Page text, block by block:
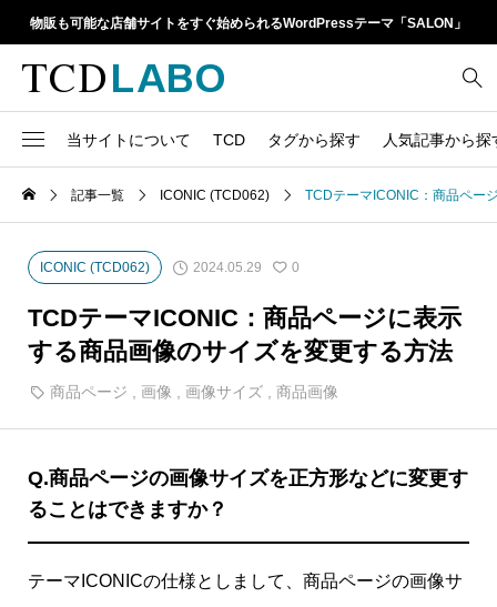
物販も可能な店舗サイトをすぐ始められるWordPressテーマ「SALON」
当サイトについて TCD タグから探す 人気記事から探
1カラム
Google Map
h1 14
iframe 17
meta description 21
meta title 39
retinaディスプレイ
SNSアイコン
ラグイン
Welcart
TCD LABOとは
TCDテーマ一覧
ファイルの編集方法
WordPressテーマ比較
人気ランキング
アップデート情報
よくあるご質問
記事一覧 ICONIC (TCD062) TCDテーマICONIC：商品ペー
ICONIC (TCD062) 2024.05.29 0
TCDテーマICONIC：商品ページに表示
する商品画像のサイズを変更する方法
商品ページ , 画像 , 画像サイズ , 商品画像
Q.商品ページの画像サイズを正方形などに変更す
ることはできますか？
テーマICONICの仕様としまして、商品ページの画像サ